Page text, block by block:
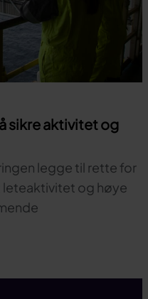
sikre aktivitet og
legge til rette for
leteaktivitet og høye